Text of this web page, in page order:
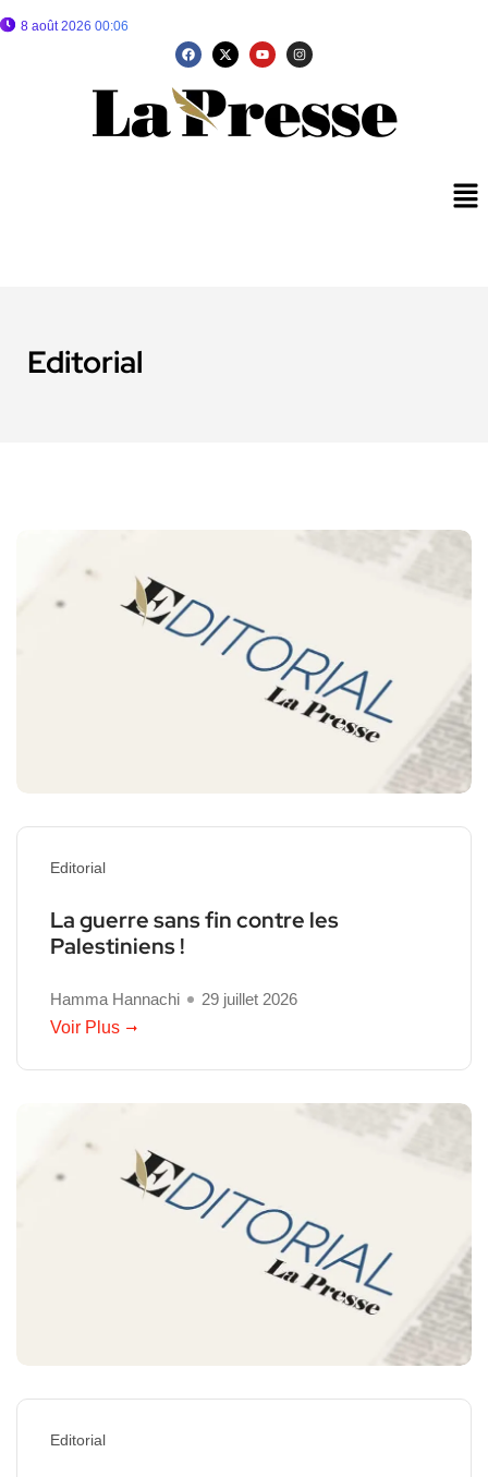
8 août 2026 00:06
Editorial
Editorial
La guerre sans fin contre les
Palestiniens !
Hamma Hannachi
29 juillet 2026
Voir Plus
Editorial